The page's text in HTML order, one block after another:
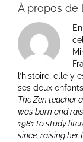
À propos de
l’histoire, elle y
ses deux
The Zen teacher
was born and
1981 to study
since, raising her